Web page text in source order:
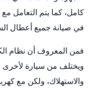
كامل، كما يتم التعامل
في صيانة جميع أعطال
فمن المعروف أن نظام
ويختلف من سيارة لأخرى
والاستهلاك، ولكن مع